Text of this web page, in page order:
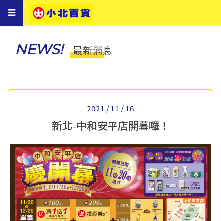
Toggle
navigation
NEWS! 最新消息
2021 / 11 / 16
新北-中和安平店開幕囉！